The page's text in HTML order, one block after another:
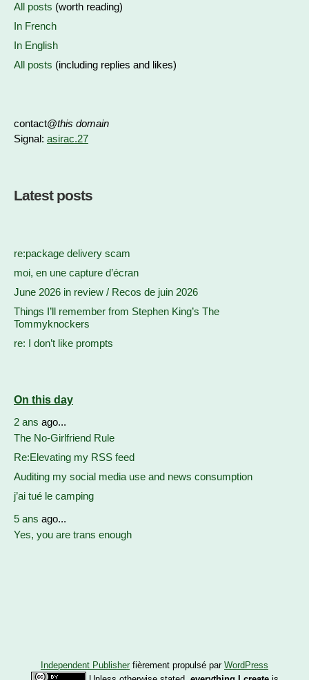
All posts (worth reading)
In French
In English
All posts (including replies and likes)
contact@this domain
Signal: asirac.27
Latest posts
re:package delivery scam
moi, en une capture d’écran
June 2026 in review / Recos de juin 2026
Things I’ll remember from Stephen King’s The
Tommyknockers
re: I don’t like prompts
On this day
2 ans ago...
The No-Girlfriend Rule
Re:Elevating my RSS feed
Auditing my social media use and news consumption
j’ai tué le camping
5 ans ago...
Yes, you are trans enough
Independent Publisher fièrement propulsé par WordPress